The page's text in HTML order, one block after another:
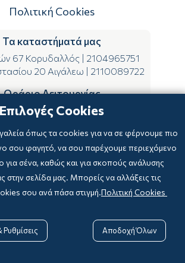
Πολιτική Cookies
Τα καταστήματά μας
67 Κορυδαλλός
2104965751
20 Αιγάλεω
2110089722
Ωράριο Λειτουργίας
ΔΕ-ΤΕ-ΣΑ 09:00-15:00
Επιλογές Cookies
όπως τα cookies για να σε φέρνουμε πιο
σου φαγητό, να σου παρέχουμε περιεχόμενο
για σένα, καθώς και για σκοπούς ανάλυσης
στην σελίδα μας. Μπορείς να αλλάξεις τις
σου ανά πάσα στιγμή.Πολιτική Cookies
Αποδοχή Όλων